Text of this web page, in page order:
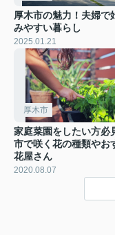
厚木市の魅力！夫婦で
みやすい暮らし
2025.01.21
厚木市
家庭菜園をしたい方必
市で咲く花の種類やお
花屋さん
2020.08.07